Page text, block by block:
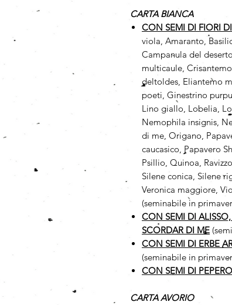
CARTA BIANCA
CON SEMI DI FIORI
viola, Amaranto,
Campanula del
multicaule,
deltoldes, Eliantemo
poeti, Ginestrino
Lino giallo, Lobelia,
Nemophila insignis,
di me, Origano,
caucasico, Papavero
Psillio, Quinoa,
Silene conica, Silene
Veronica maggiore,
(seminabile in
CON SEMI DI
SCORDAR DI ME
CON SEMI DI ERBE
(seminabile in
CON SEMI DI
CARTA AVORIO